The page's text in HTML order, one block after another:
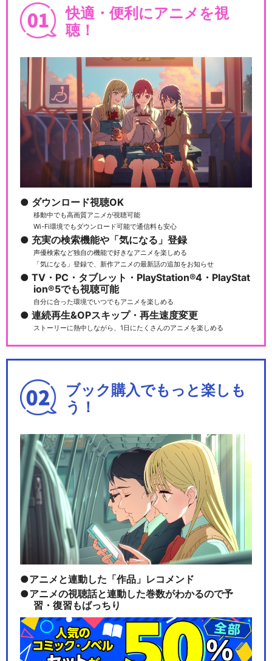
快適・便利にアニメを視
聴！
ダウンロード視聴OK
移動中でも高画質アニメが視聴可能
Wi-Fi環境でもダウンロード可能で通信料も安心
充実の検索機能や「気になる」登録
声優検索など独自の機能で好きなアニメを楽しめる
「気になる」登録で、新作アニメの最新話の追加をお知らせ
TV・PC・タブレット・PlayStation®4・PlayStat
ion®5でも視聴可能
自分に合った環境でいつでもアニメを楽しめる
連続再生&OPスキップ・再生速度変更
ストーリーに熱中しながら、1日にたくさんのアニメを楽しめる
ブック購入でもっと楽しも
う！
アニメと連動した「作品」レコメンド
アニメの視聴話と連動した巻数がわかるので予
習・復習もばっちり